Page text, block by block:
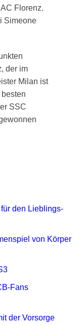
Florenz.
Simeone
der im
Milan ist
SSC
den Lieblings-
von Körper
Fans
der Vorsorge